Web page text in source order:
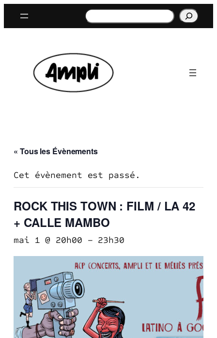
Rechercher
« Tous les Évènements
Cet évènement est passé.
ROCK THIS TOWN : FILM / LA 42
+ CALLE MAMBO
mai 1 @ 20h00 – 23h30